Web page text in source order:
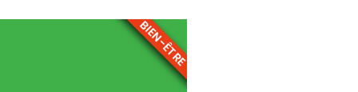
BIEN-ÊTRE